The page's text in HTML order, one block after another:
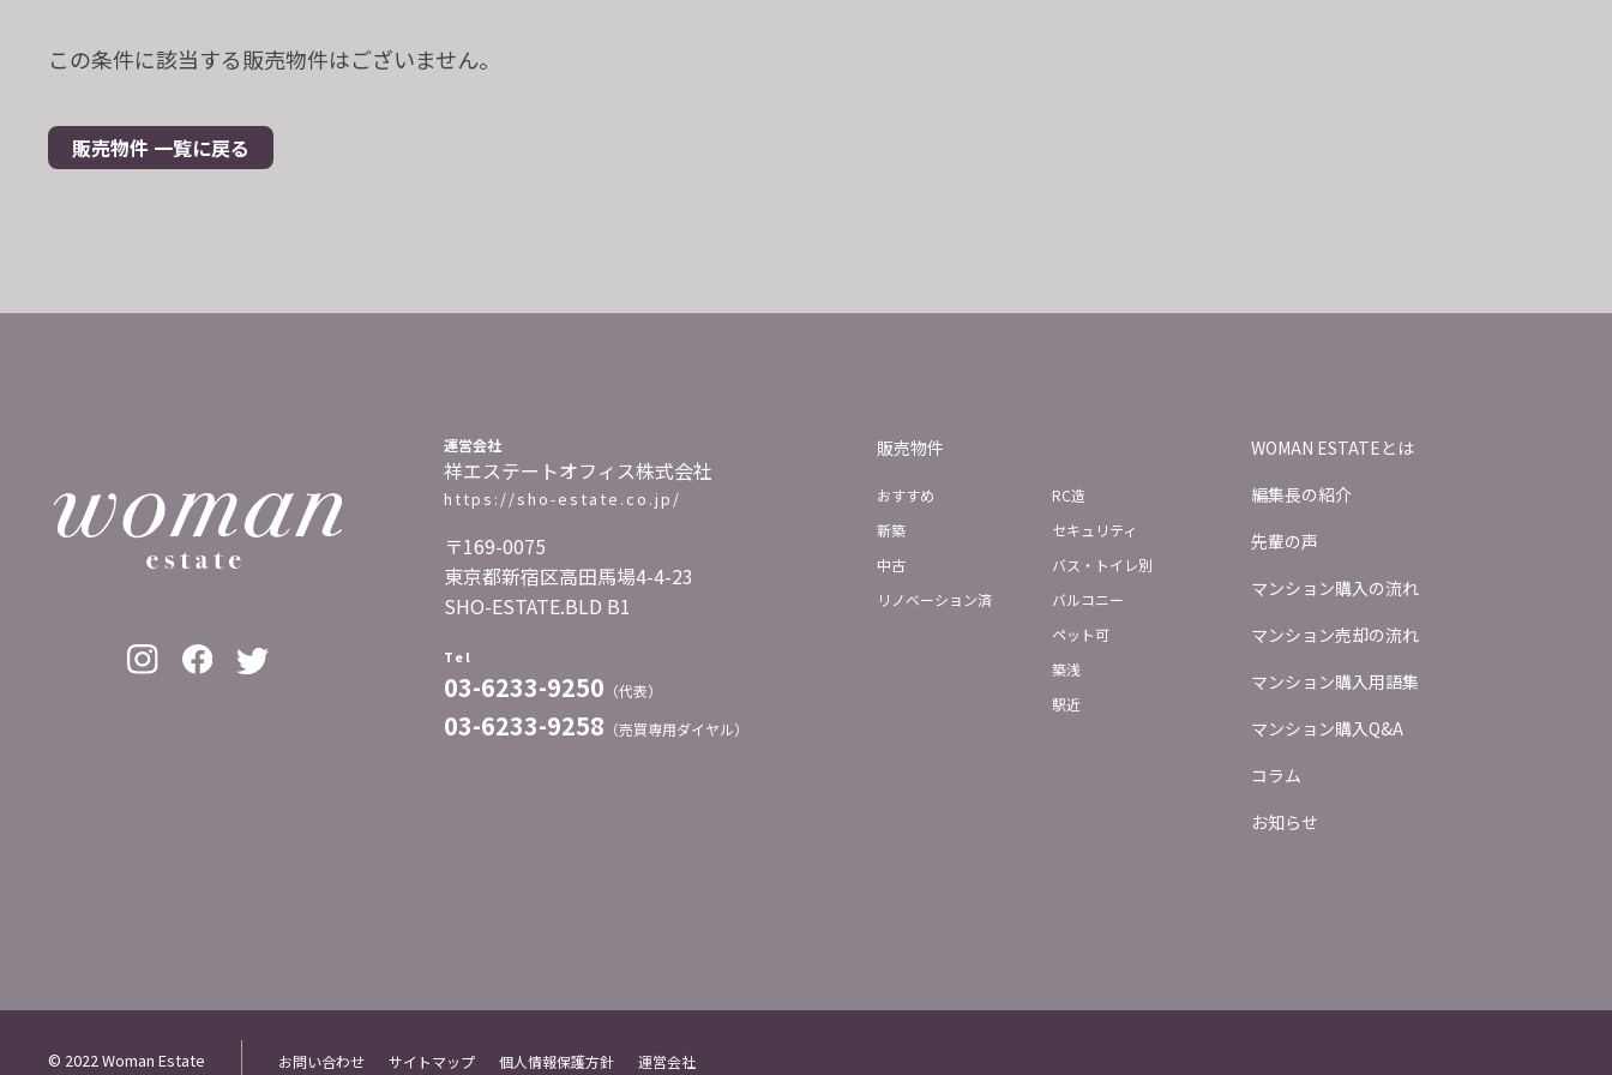
〒169-0075
SHO-ESTATE.BLD B1
この条件に該当する販売物件はございません。
販売物件 一覧に戻る
運営会社
祥エステートオフィス株式会社
https://sho-estate.co.jp/
〒169-0075
東京都新宿区高田馬場4-4-23
SHO-ESTATE.BLD B1
Tel
03-6233-9250 （代表）
03-6233-9258 （売買専用ダイヤル）
販売物件
おすすめ
新築
中古
リノベーション済
RC造
セキュリティ
バス・トイレ別
バルコニー
ペット可
築浅
駅近
WOMAN ESTATEとは
編集長の紹介
先輩の声
マンション購入の流れ
マンション売却の流れ
マンション購入用語集
マンション購入Q&A
コラム
お知らせ
お問い合わせ サイトマップ 個人情報保護方針 運営会社
© 2022 Woman Estate